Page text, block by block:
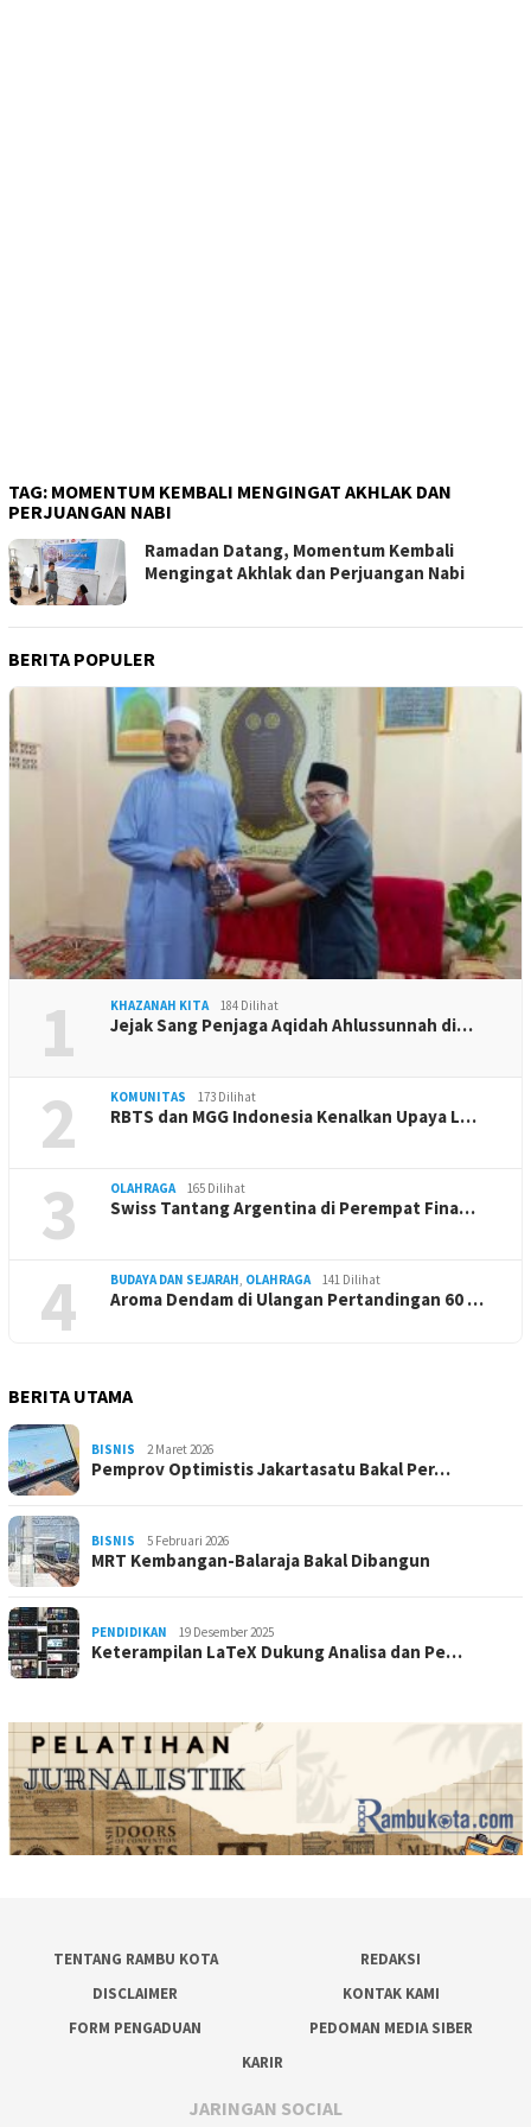
TAG: MOMENTUM KEMBALI MENGINGAT AKHLAK DAN
PERJUANGAN NABI
Ramadan Datang, Momentum Kembali
Mengingat Akhlak dan Perjuangan Nabi
BERITA POPULER
1 KHAZANAH KITA 184 Dilihat
Jejak Sang Penjaga Aqidah Ahlussunnah di…
2 KOMUNITAS 173 Dilihat
RBTS dan MGG Indonesia Kenalkan Upaya L…
3 OLAHRAGA 165 Dilihat
Swiss Tantang Argentina di Perempat Fina…
4 BUDAYA DAN SEJARAH, OLAHRAGA 141 Dilihat
Aroma Dendam di Ulangan Pertandingan 60 …
BERITA UTAMA
BISNIS 2 Maret 2026
Pemprov Optimistis Jakartasatu Bakal Per…
BISNIS 5 Februari 2026
MRT Kembangan-Balaraja Bakal Dibangun
PENDIDIKAN 19 Desember 2025
Keterampilan LaTeX Dukung Analisa dan Pe…
TENTANG RAMBU KOTA
REDAKSI
DISCLAIMER
KONTAK KAMI
FORM PENGADUAN
PEDOMAN MEDIA SIBER
KARIR
JARINGAN SOCIAL